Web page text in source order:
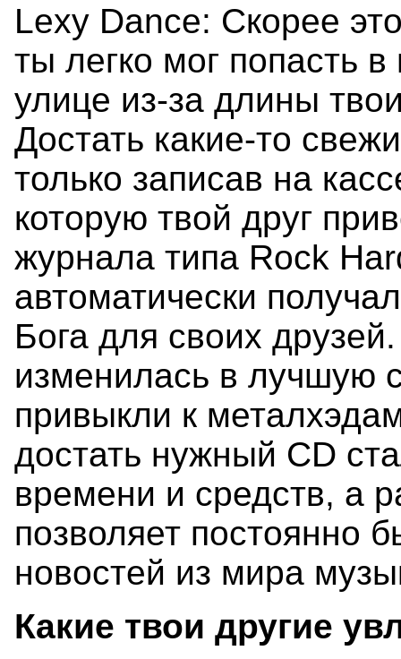
Lexy Dance: Скорее
ты легко мог попасть
улице из-за длины
Достать какие-то
только записав на
которую твой друг
журнала типа Rock
автоматически
Бога для своих
изменилась в лучшую
привыкли к
достать нужный CD
времени и средств, а
позволяет постоянно
новостей из мира
Какие твои другие